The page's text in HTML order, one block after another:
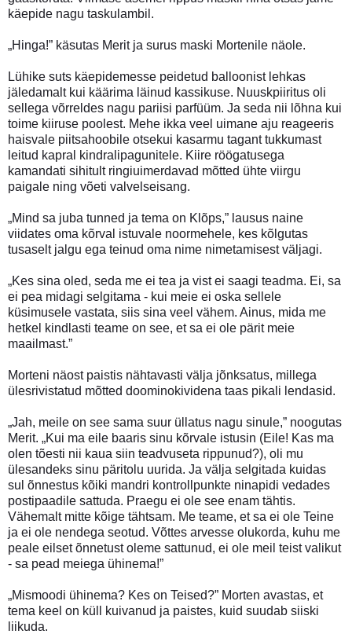
käepide nagu taskulambil.
„Hinga!” käsutas Merit ja surus maski Mortenile näole.
Lühike suts käepidemesse peidetud balloonist lehkas
jäledamalt kui käärima läinud kassikuse. Nuuskpiiritus oli
sellega võrreldes nagu pariisi parfüüm. Ja seda nii lõhna kui
toime kiiruse poolest. Mehe ikka veel uimane aju reageeris
haisvale piitsahoobile otsekui kasarmu tagant tukkumast
leitud kapral kindralipagunitele. Kiire röögatusega
kamandati sihitult ringiuimerdavad mõtted ühte viirgu
paigale ning võeti valvelseisang.
„Mind sa juba tunned ja tema on Klõps,” lausus naine
viidates oma kõrval istuvale noormehele, kes kõlgutas
tusaselt jalgu ega teinud oma nime nimetamisest väljagi.
„Kes sina oled, seda me ei tea ja vist ei saagi teadma. Ei, sa
ei pea midagi selgitama - kui meie ei oska sellele
küsimusele vastata, siis sina veel vähem. Ainus, mida me
hetkel kindlasti teame on see, et sa ei ole pärit meie
maailmast.”
Morteni näost paistis nähtavasti välja jõnksatus, millega
ülesrivistatud mõtted doominokividena taas pikali lendasid.
„Jah, meile on see sama suur üllatus nagu sinule,” noogutas
Merit. „Kui ma eile baaris sinu kõrvale istusin (Eile! Kas ma
olen tõesti nii kaua siin teadvuseta rippunud?), oli mu
ülesandeks sinu päritolu uurida. Ja välja selgitada kuidas
sul õnnestus kõiki mandri kontrollpunkte ninapidi vedades
postipaadile sattuda. Praegu ei ole see enam tähtis.
Vähemalt mitte kõige tähtsam. Me teame, et sa ei ole Teine
ja ei ole nendega seotud. Võttes arvesse olukorda, kuhu me
peale eilset õnnetust oleme sattunud, ei ole meil teist valikut
- sa pead meiega ühinema!”
„Mismoodi ühinema? Kes on Teised?” Morten avastas, et
tema keel on küll kuivanud ja paistes, kuid suudab siiski
liikuda.